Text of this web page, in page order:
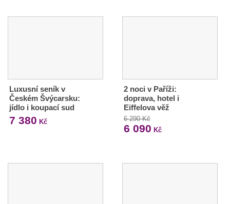
Luxusní seník v
Českém Švýcarsku:
jídlo i koupací sud
7 380 Kč
2 noci v Paříži:
doprava, hotel i
Eiffelova věž
6 290 Kč
6 090 Kč